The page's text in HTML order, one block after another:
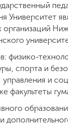
Университет
организаций
физико-
спорта и
управления и
факультеты